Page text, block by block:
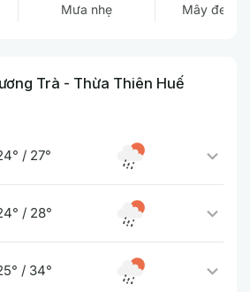
Mưa nhẹ Mây đen u
Trà - Thừa Thiên Huế
/ 27°
/ 28°
/ 34°